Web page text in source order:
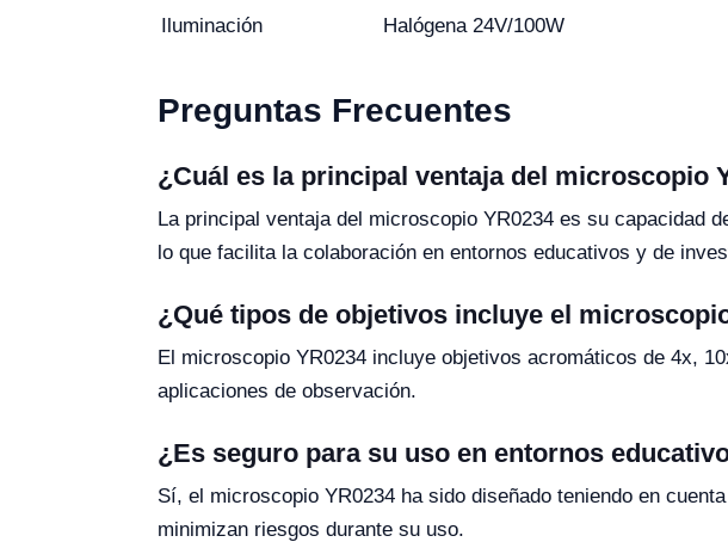
Iluminación
Halógena 24V/100W
Preguntas Frecuentes
¿Cuál es la principal ventaja del microscopio
La principal ventaja del microscopio YR0234 es su capacidad
lo que facilita la colaboración en entornos educativos y de
¿Qué tipos de objetivos incluye el
El microscopio YR0234 incluye objetivos acromáticos de 4x,
aplicaciones de observación.
¿Es seguro para su uso en entornos
Sí, el microscopio YR0234 ha sido diseñado teniendo en
minimizan riesgos durante su uso.